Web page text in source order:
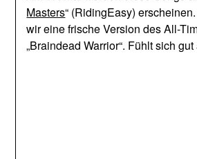
Masters“ (RidingEasy)
wir eine frische Version des All-
„Braindead Warrior“. Fühlt sich gut